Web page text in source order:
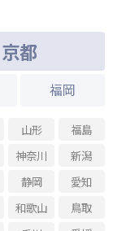
京都
福岡
山形
福島
神奈川
新潟
静岡
愛知
和歌山
鳥取